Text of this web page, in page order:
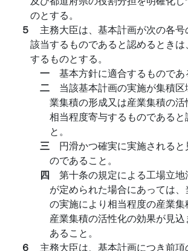
のとする。
５ 主務大臣は、基本計画が次の各号
該当するものであると認めるとき
するものとする。
一 基本方針に適合するものであ
二 当該基本計画の実施が集積
業集積の形成又は産業集積の
相当程度寄与するものであると
と。
三 円滑かつ確実に実施されると
のであること。
四 第十条の規定による工場立
が定められた場合にあっては
の実施により相当程度の産業
産業集積の活性化の効果が見
あること。
６ 主務大臣は、基本計画につき前項